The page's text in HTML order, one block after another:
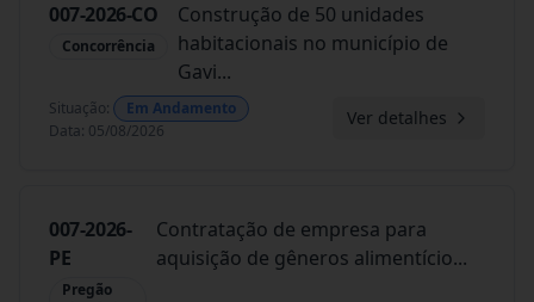
007-2026-CO
Concorrência
Construção de 50 unidades
habitacionais no município de
Gavi...
Situação:
Em Andamento
Data: 05/08/2026
Ver detalhes
007-2026-
PE
Pregão
Contratação de empresa para
aquisição de gêneros alimentício...